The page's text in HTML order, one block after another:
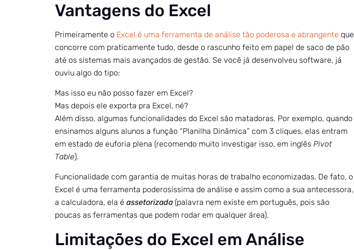
Vantagens do Excel
Primeiramente o Excel é uma ferramenta de análise tão poderosa e abrangente que
concorre com praticamente tudo, desde o rascunho feito em papel de saco de pão
até os sistemas mais avançados de gestão. Se você já desenvolveu software, já
ouviu algo do tipo:
Mas isso eu não posso fazer em Excel?
Mas depois ele exporta pra Excel, né?
Além disso, algumas funcionalidades do Excel são matadoras. Por exemplo, quando
ensinamos alguns alunos a função “Planilha Dinâmica” com 3 cliques, elas entram
em estado de euforia plena (recomendo muito investigar isso, em inglês Pivot
Table).
Funcionalidade com garantia de muitas horas de trabalho economizadas. De fato, o
Excel é uma ferramenta poderosíssima de análise e assim como a sua antecessora,
a calculadora, ela é assetorizada (palavra nem existe em português, pois são
poucas as ferramentas que podem rodar em qualquer área).
Limitações do Excel em Análise